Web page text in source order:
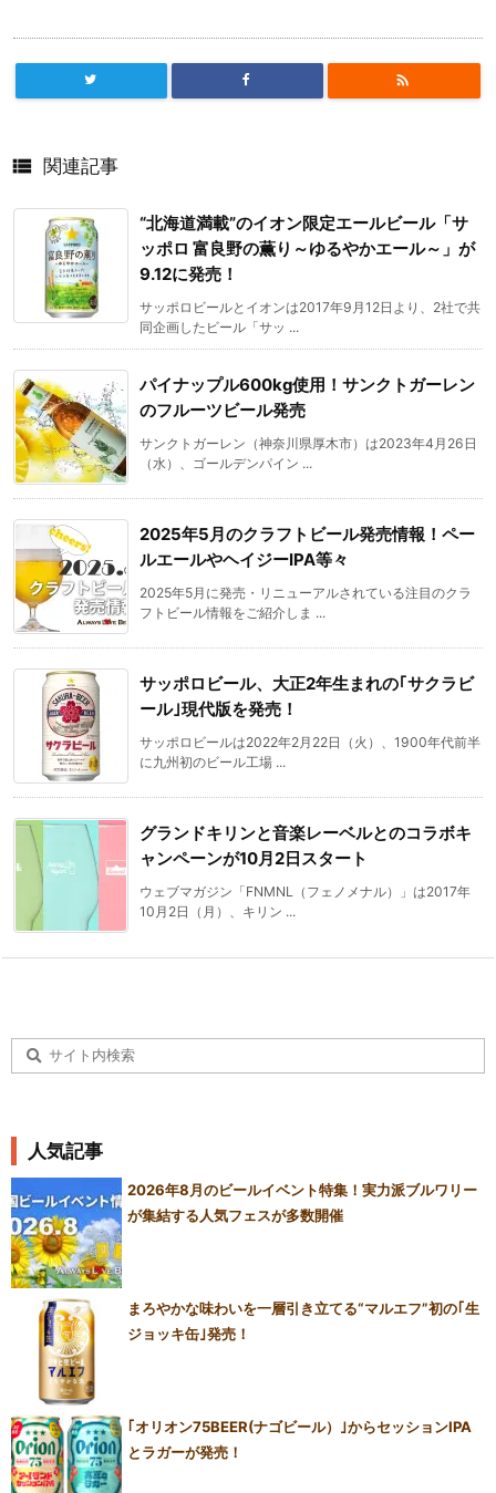

 関連記事
“北海道満載”のイオン限定エールビール「サ
ッポロ 富良野の薫り～ゆるやかエール～」が
9.12に発売！
サッポロビールとイオンは2017年9月12日より、2社で共
同企画したビール「サッ ...
パイナップル600kg使用！サンクトガーレン
のフルーツビール発売
サンクトガーレン（神奈川県厚木市）は2023年4月26日
（水）、ゴールデンパイン ...
2025年5月のクラフトビール発売情報！ペー
ルエールやヘイジーIPA等々
2025年5月に発売・リニューアルされている注目のクラ
フトビール情報をご紹介しま ...
サッポロビール、大正2年生まれの｢サクラビ
ール｣現代版を発売！
サッポロビールは2022年2月22日（火）、1900年代前半
に九州初のビール工場 ...
グランドキリンと音楽レーベルとのコラボキ
ャンペーンが10月2日スタート
ウェブマガジン「FNMNL（フェノメナル）」は2017年
10月2日（月）、キリン ...
人気記事
2026年8月のビールイベント特集！実力派ブルワリー
が集結する人気フェスが多数開催
まろやかな味わいを一層引き立てる“マルエフ”初の｢生
ジョッキ缶｣発売！
｢オリオン75BEER(ナゴビール）｣からセッションIPA
とラガーが発売！